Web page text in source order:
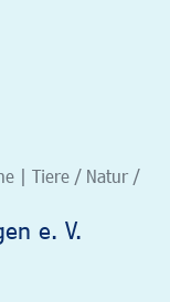
| Tiere / Natur /
e. V.